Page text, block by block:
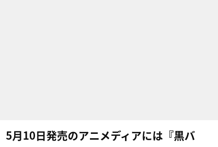
5月10日発売のアニメディアには『黒バ